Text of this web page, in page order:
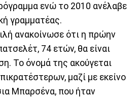
ενώ το 2010 ανέλαβε
γραμματέας.
ανακοίνωσε ότι η πρώην
74 ετών, θα είναι
Το όνομά της ακούγεται
μαζί με εκείνο
Μπαρσένα, που ήταν